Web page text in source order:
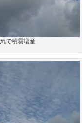
で積雲増産